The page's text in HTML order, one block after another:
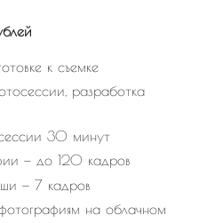
к съемке
разработка
30 минут
— до 120 кадров
— 7 кадров
на облачном